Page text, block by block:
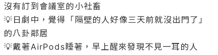
沒有訂到會議室的小社畜
💡日劇中，覺得「隔壁的人好像三天前就沒出門了」
的八卦鄰居
💡戴著AirPods睡著，早上醒來發現不見一耳的人